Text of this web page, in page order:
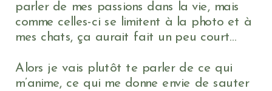
parler de mes passions dans la vie, mais
comme celles-ci se limitent à la photo et à
mes chats, ça aurait fait un peu court...
Alors je vais plutôt te parler de ce qui
m’anime, ce qui me donne envie de sauter